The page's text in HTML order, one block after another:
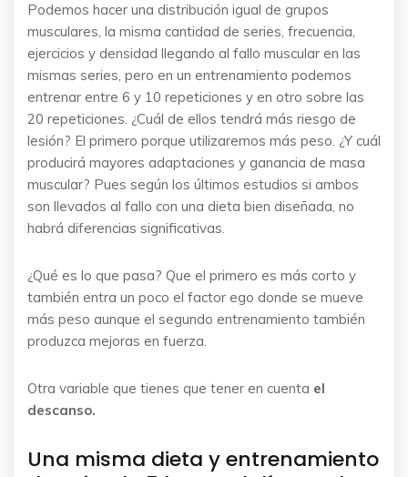
Podemos hacer una distribución igual de grupos
musculares, la misma cantidad de series, frecuencia,
ejercicios y densidad llegando al fallo muscular en las
mismas series, pero en un entrenamiento podemos
entrenar entre 6 y 10 repeticiones y en otro sobre las
20 repeticiones. ¿Cuál de ellos tendrá más riesgo de
lesión? El primero porque utilizaremos más peso. ¿Y cuál
producirá mayores adaptaciones y ganancia de masa
muscular? Pues según los últimos estudios si ambos
son llevados al fallo con una dieta bien diseñada, no
habrá diferencias significativas.
¿Qué es lo que pasa? Que el primero es más corto y
también entra un poco el factor ego donde se mueve
más peso aunque el segundo entrenamiento también
produzca mejoras en fuerza.
Otra variable que tienes que tener en cuenta el
descanso.
Una misma dieta y entrenamiento